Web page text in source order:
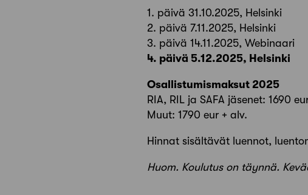
1. päivä 31.10.2025, Helsinki
2. päivä 7.11.2025, Helsinki
3. päivä 14.11.2025, Webinaari
4. päivä 5.12.2025, Helsinki
Osallistumismaksut 2025
RIA, RIL ja SAFA jäsenet: 1690
Muut: 1790 eur + alv.
Hinnat sisältävät luennot,
Huom. Koulutus on täynnä.